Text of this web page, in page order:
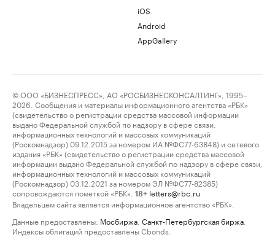
iOS
Android
AppGallery
© ООО «БИЗНЕСПРЕСС», АО «РОСБИЗНЕСКОНСАЛТИНГ», 1995–
2026. Сообщения и материалы информационного агентства «РБК»
(свидетельство о регистрации средства массовой информации
выдано Федеральной службой по надзору в сфере связи,
информационных технологий и массовых коммуникаций
(Роскомнадзор) 09.12.2015 за номером ИА №ФС77-63848) и сетевого
издания «РБК» (свидетельство о регистрации средства массовой
информации выдано Федеральной службой по надзору в сфере связи,
информационных технологий и массовых коммуникаций
(Роскомнадзор) 03.12.2021 за номером ЭЛ №ФС77-82385)
сопровождаются пометкой «РБК».
18+ letters@rbc.ru
Владельцем сайта является информационное агентство «РБК».
Данные предоставлены: Мосбиржа Санкт-Петербургская биржа
Индексы облигаций предоставлены Cbonds.